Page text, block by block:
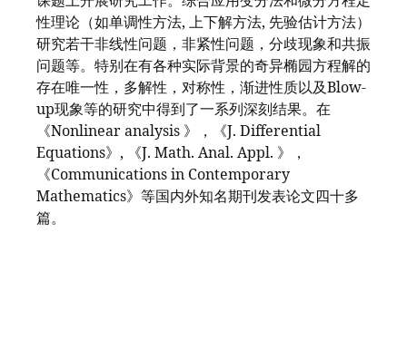
性理论（如单调性方法, 上下解方法, 先验估计方法）
研究若干非线性问题，非紧性问题，分歧现象和共振
问题等。特别在有各种实际背景的奇异椭园方程解的
存在唯一性，多解性，对称性，渐进性质以及Blow-
up现象等的研究中得到了一系列深刻结果。在
《Nonlinear analysis 》，《J. Differential
Equations》 , 《J. Math. Anal. Appl. 》，
《Communications in Contemporary
Mathematics》等国内外知名期刊发表论文四十多
篇。